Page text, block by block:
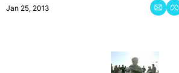
Jan 25, 2013